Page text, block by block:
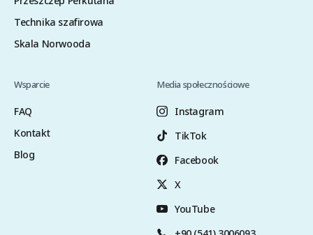
Technika szafirowa
Skala Norwooda
Wsparcie
FAQ
Kontakt
Blog
Media społecznościowe
Instagram
TikTok
Facebook
X
YouTube